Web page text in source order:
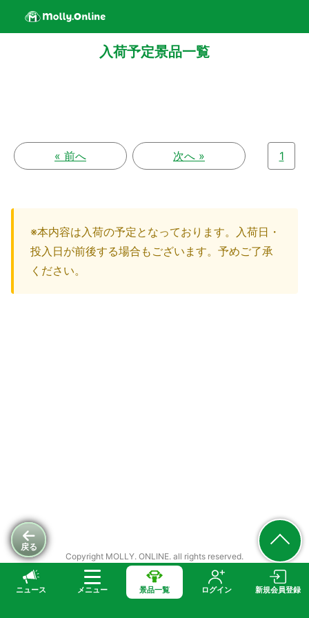
ニュース メニュー 景品一覧 ログイン 新規会員登録
戻る
入荷予定景品一覧
« 前へ 次へ » 1
※本内容は入荷の予定となっております。入荷日・
投入日が前後する場合もございます。予めご了承
ください。
Copyright MOLLY. ONLINE. all rights reserved.